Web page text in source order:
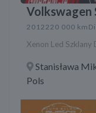
Volkswagen
2012220 000 km
Xenon Led
Stanisława
Pols